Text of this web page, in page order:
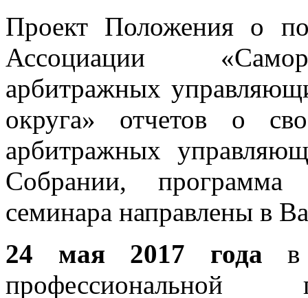
Проект Положения о
Ассоциации
арбитражных
округа» отчетов о
арбитражных
Собрании,
семинара направлены в
24 мая 2017 года в
профессиональной